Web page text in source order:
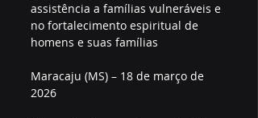
assistência a famílias vulneráveis e
no fortalecimento espiritual de
homens e suas famílias
Maracaju (MS) – 18 de março de
2026